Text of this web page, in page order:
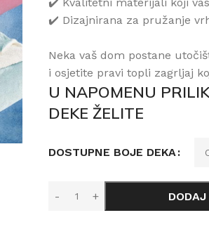
✔️ Dizajnirana za pružanje
Neka vaš dom postane
i osjetite pravi topli zagrljaj
U NAPOMENU
DEKE ŽELITE
DOSTUPNE BOJE DEKA
DODAJ